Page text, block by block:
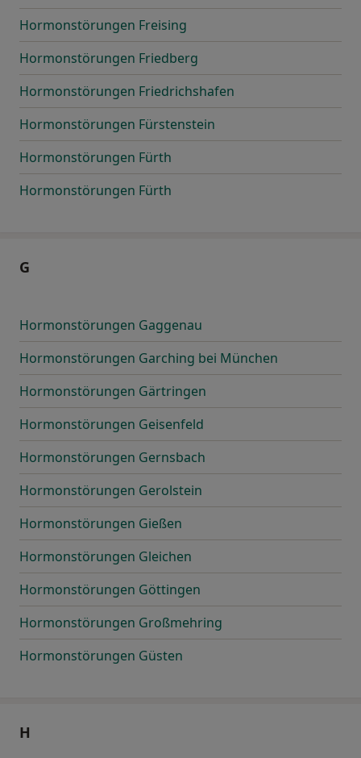
Hormonstörungen Freising
Hormonstörungen Friedberg
Hormonstörungen Friedrichshafen
Hormonstörungen Fürstenstein
Hormonstörungen Fürth
Hormonstörungen Fürth
G
Hormonstörungen Gaggenau
Hormonstörungen Garching bei München
Hormonstörungen Gärtringen
Hormonstörungen Geisenfeld
Hormonstörungen Gernsbach
Hormonstörungen Gerolstein
Hormonstörungen Gießen
Hormonstörungen Gleichen
Hormonstörungen Göttingen
Hormonstörungen Großmehring
Hormonstörungen Güsten
H